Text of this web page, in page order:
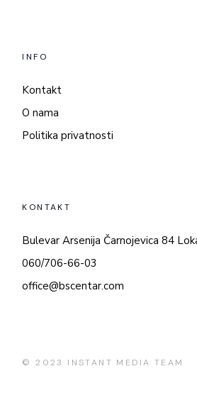
INFO
Kontakt
O nama
Politika privatnosti
KONTAKT
Bulevar Arsenija Čarnojevica 84
060/706-66-03
office@bscentar.com
© 2023 INSTANT MEDIA TEAM